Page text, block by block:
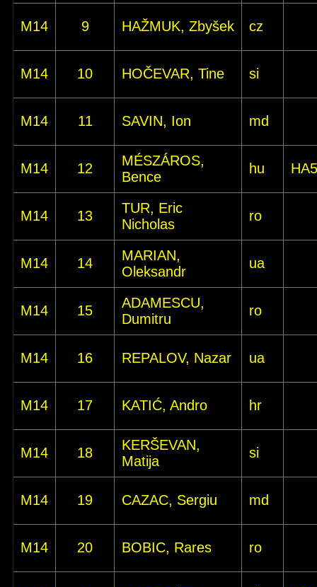
M14 9 HAŽMUK, Zbyšek cz
M14 10 HOČEVAR, Tine si
M14 11 SAVIN, Ion md
M14 12
MÉSZÁROS,
Bence
hu
M14 13
TUR, Eric
Nicholas
ro
M14 14
MARIAN,
Oleksandr
ua
M14 15
ADAMESCU,
Dumitru
ro
M14 16 REPALOV, Nazar ua
M14 17 KATIĆ, Andro hr
M14 18
KERŠEVAN,
Matija
si
M14 19 CAZAC, Sergiu md
M14 20 BOBIC, Rares ro